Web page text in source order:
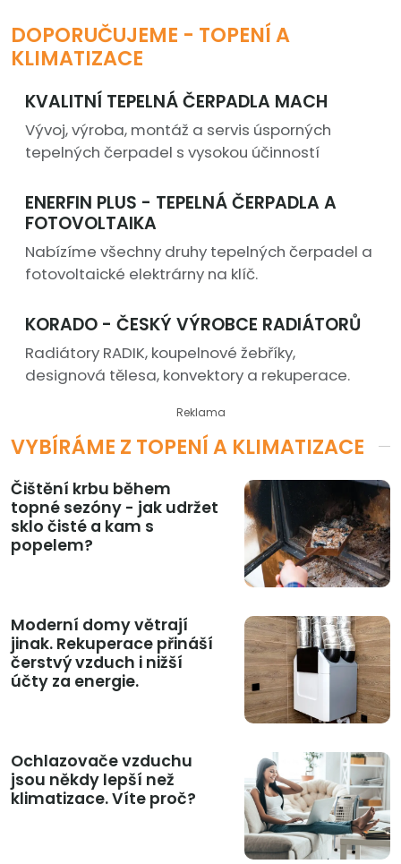
DOPORUČUJEME - TOPENÍ A
KLIMATIZACE
KVALITNÍ TEPELNÁ ČERPADLA MACH
Vývoj, výroba, montáž a servis úsporných
tepelných čerpadel s vysokou účinností
ENERFIN PLUS - TEPELNÁ ČERPADLA A
FOTOVOLTAIKA
Nabízíme všechny druhy tepelných čerpadel a
fotovoltaické elektrárny na klíč.
KORADO - ČESKÝ VÝROBCE RADIÁTORŮ
Radiátory RADIK, koupelnové žebříky,
designová tělesa, konvektory a rekuperace.
Reklama
VYBÍRÁME Z TOPENÍ A KLIMATIZACE
Čištění krbu během
topné sezóny - jak udržet
sklo čisté a kam s
popelem?
Moderní domy větrají
jinak. Rekuperace přináší
čerstvý vzduch i nižší
účty za energie.
Ochlazovače vzduchu
jsou někdy lepší než
klimatizace. Víte proč?